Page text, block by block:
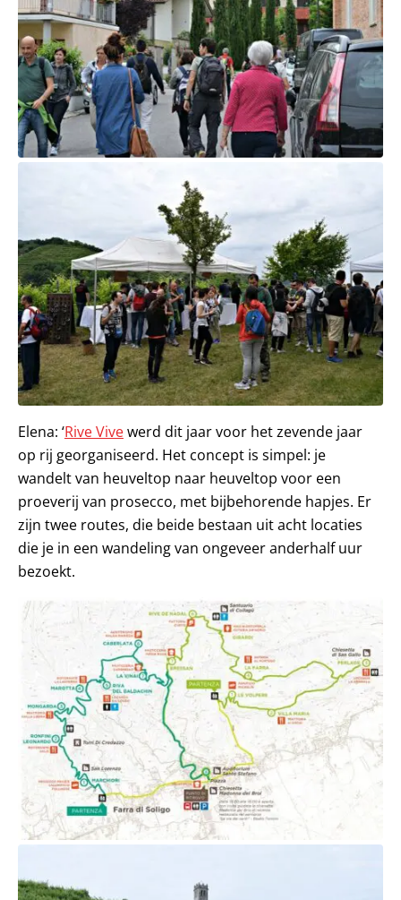
Elena: ‘Rive Vivewerd dit jaar voor het zevende jaar
op rij georganiseerd. Het concept is simpel: je
wandelt van heuveltop naar heuveltop voor een
proeverij van prosecco, met bijbehorende hapjes. Er
zijn twee routes, die beide bestaan uit acht locaties
die je in een wandeling van ongeveer anderhalf uur
bezoekt.